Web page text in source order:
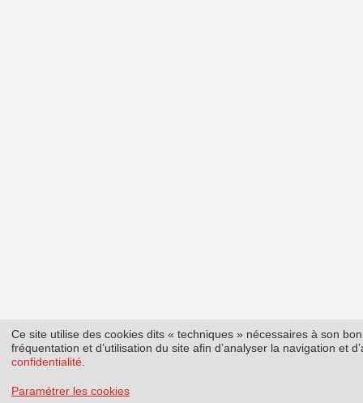
Ce site utilise des cookies dits « techniques » nécessaires à son
fréquentation et d’utilisation du site afin d’analyser la navigation et
confidentialité
Paramétrer les cookies